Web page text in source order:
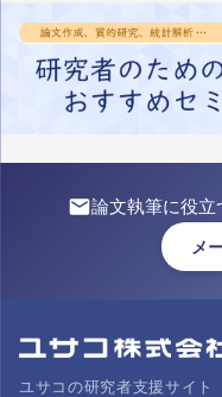
論文執筆に役
メ
ユサコの研究者支援サイト